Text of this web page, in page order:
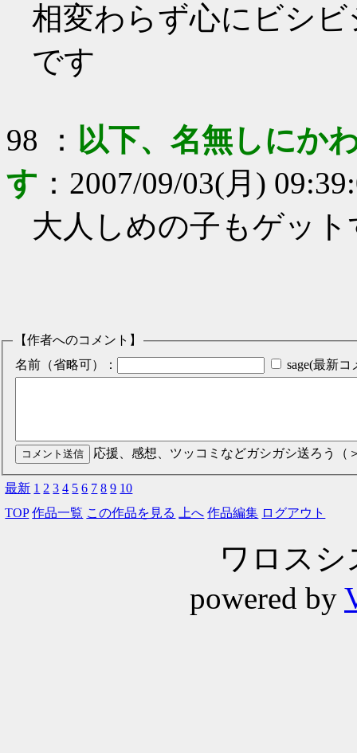
相変わらず心にビシ
です
98 ： 以下、名無しにか
す ： 2007/09/03(月)
大人しめの子もゲッ
【作者へのコメント】
名前（省略可）：
sage(最新
応援、感想、ツッコミなどガシガシ送ろう（
最新 1 2 3 4 5 6 7 8 9 10
TOP 作品一覧 この作品を見る 上へ 作品編集 ログアウト
ワロスシ
powered by